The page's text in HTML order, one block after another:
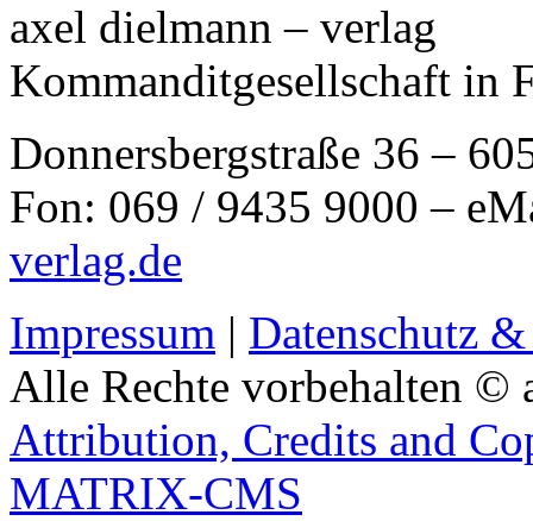
axel dielmann – verlag
Kommanditgesellschaft in
Donnersbergstraße 36 –
Fon: 069 / 9435 9000 –
verlag.de
Impressum | Datenschutz
Alle Rechte vorbehalten ©
Attribution, Credits and
MATRIX-CMS